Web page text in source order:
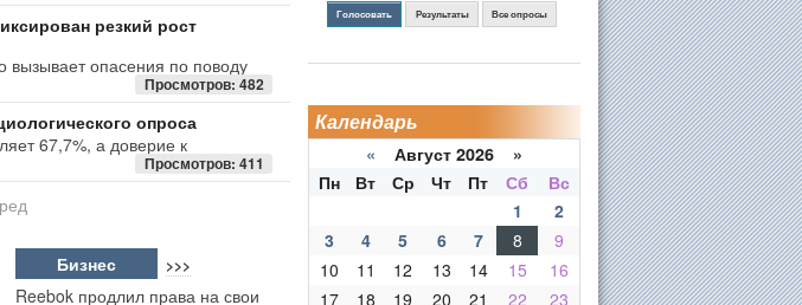
резкий рост
вызывает опасения по поводу
Просмотров: 482
опроса
67,7%, а доверие к
Просмотров: 411
Бизнес >>>
Reebok продлил права на свои
Голосовать Результаты Все опросы
Календарь
« Август 2026 »
Пн
Вт Ср Чт Пт Сб
Вс
1
2
3
4 5 6 7 8
9
10
11 12 13 14 15
16
17
18 19 20 21 22
23